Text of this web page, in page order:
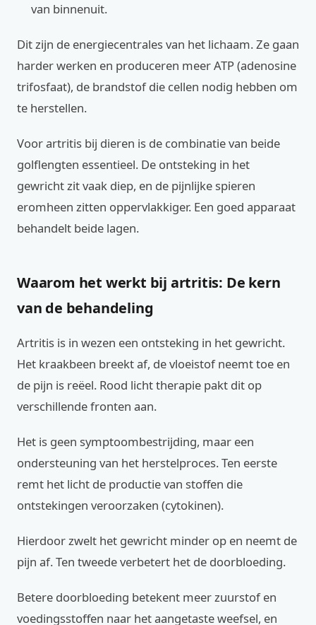
van binnenuit.
Dit zijn de energiecentrales van het lichaam. Ze gaan
harder werken en produceren meer ATP (adenosine
trifosfaat), de brandstof die cellen nodig hebben om
te herstellen.
Voor artritis bij dieren is de combinatie van beide
golflengten essentieel. De ontsteking in het
gewricht zit vaak diep, en de pijnlijke spieren
eromheen zitten oppervlakkiger. Een goed apparaat
behandelt beide lagen.
Waarom het werkt bij artritis: De kern
van de behandeling
Artritis is in wezen een ontsteking in het gewricht.
Het kraakbeen breekt af, de vloeistof neemt toe en
de pijn is reëel. Rood licht therapie pakt dit op
verschillende fronten aan.
Het is geen symptoombestrijding, maar een
ondersteuning van het herstelproces. Ten eerste
remt het licht de productie van stoffen die
ontstekingen veroorzaken (cytokinen).
Hierdoor zwelt het gewricht minder op en neemt de
pijn af. Ten tweede verbetert het de doorbloeding.
Betere doorbloeding betekent meer zuurstof en
voedingsstoffen naar het aangetaste weefsel, en